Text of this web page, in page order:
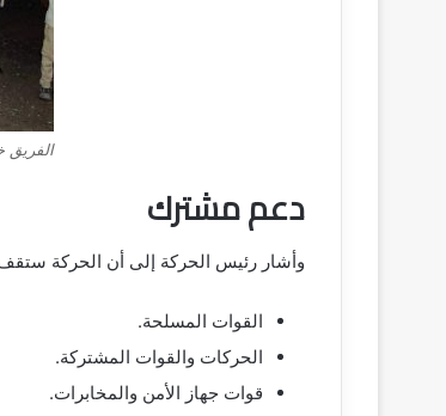
الفريق
دعم مشترك
وأشار رئيس الحركة إلى أن الحركة
القوات المسلحة.
الحركات والقوات المشتركة.
قوات جهاز الأمن والمخابرات.